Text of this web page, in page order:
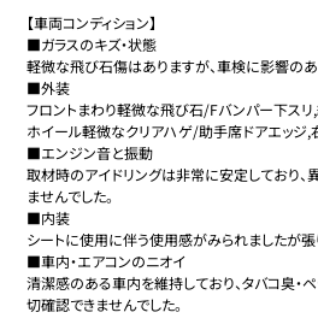
【車両コンディション】
■ガラスのキズ・状態
軽微な飛び石傷はありますが、車検に影響のあ
■外装
フロントまわり軽微な飛び石/Fバンパー下スリ
ホイール軽微なクリアハゲ/助手席ドアエッジ,
■エンジン音と振動
取材時のアイドリングは非常に安定しており
ませんでした。
■内装
シートに使用に伴う使用感がみられましたが張
■車内・エアコンのニオイ
清潔感のある車内を維持しており、タバコ臭・
切確認できませんでした。